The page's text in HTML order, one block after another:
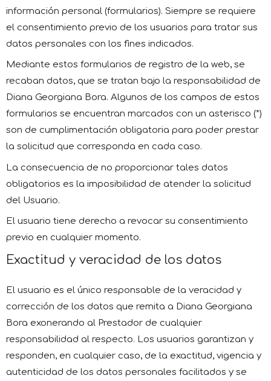
información personal (formularios). Siempre se requiere
el consentimiento previo de los usuarios para tratar sus
datos personales con los fines indicados.
Mediante estos formularios de registro de la web, se
recaban datos, que se tratan bajo la responsabilidad de
Diana Georgiana Bora. Algunos de los campos de estos
formularios se encuentran marcados con un asterisco (*)
son de cumplimentación obligatoria para poder prestar
la solicitud que corresponda en cada caso.
La consecuencia de no proporcionar tales datos
obligatorios es la imposibilidad de atender la solicitud
del Usuario.
El usuario tiene derecho a revocar su consentimiento
previo en cualquier momento.
Exactitud y veracidad de los datos
El usuario es el único responsable de la veracidad y
corrección de los datos que remita a Diana Georgiana
Bora exonerando al Prestador de cualquier
responsabilidad al respecto. Los usuarios garantizan y
responden, en cualquier caso, de la exactitud, vigencia y
autenticidad de los datos personales facilitados y se